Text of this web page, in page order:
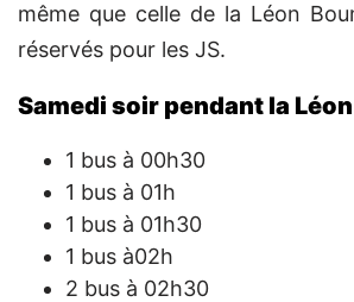
même que celle de la Léon
réservés pour les JS.
Samedi soir pendant la
1 bus à 00h30
1 bus à 01h
1 bus à 01h30
1 bus à02h
2 bus à 02h30